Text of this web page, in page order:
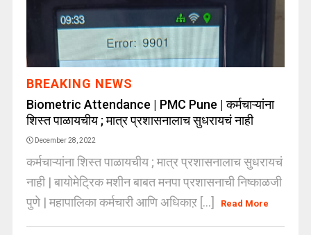
BREAKING NEWS
Biometric Attendance | PMC Pune | कर्मचाऱ्यांना
शिस्त पाळायचीय ; मात्र प्रशासनालाच सुधरायचं नाही
December 28, 2022
कर्मचाऱ्यांना शिस्त पाळायचीय ; मात्र प्रशासनालाच सुधरायचं
नाही | बायोमेट्रिक मशीन बाबत मनपा प्रशासनाची निष्काळजी
पुणे | महापालिका कर्मचारी आणि अधिकाऱ [...]
Read More